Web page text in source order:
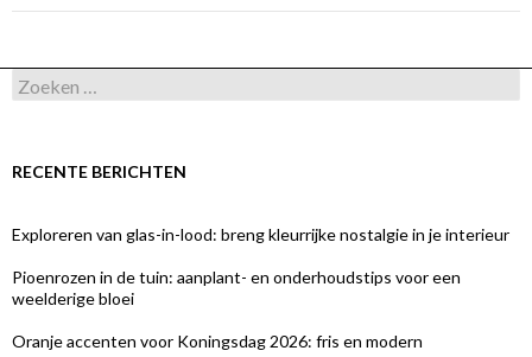
Zoeken
naar:
RECENTE BERICHTEN
Exploreren van glas-in-lood: breng kleurrijke nostalgie in je interieur
Pioenrozen in de tuin: aanplant- en onderhoudstips voor een
weelderige bloei
Oranje accenten voor Koningsdag 2026: fris en modern